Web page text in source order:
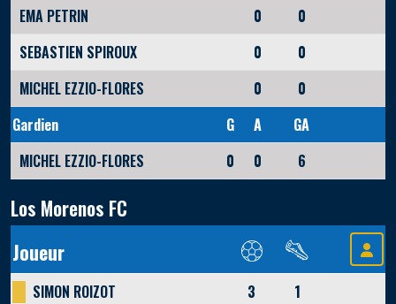
EMA PETRIN
0
0
SEBASTIEN SPIROUX
0
0
MICHEL EZZIO-FLORES
0
0
Gardien
G A
GA
MICHEL EZZIO-FLORES
0 0 6
Los Morenos FC
Joueur
SIMON ROIZOT 3
1